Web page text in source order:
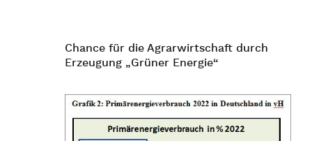
Chance für die Agrarwirtschaft durch
Erzeugung „Grüner Energie“